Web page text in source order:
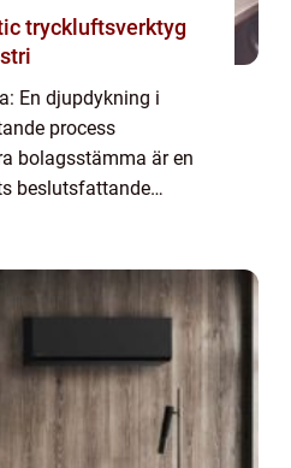
En djupdykning i
process
bolagsstämma är en
beslutsfattande